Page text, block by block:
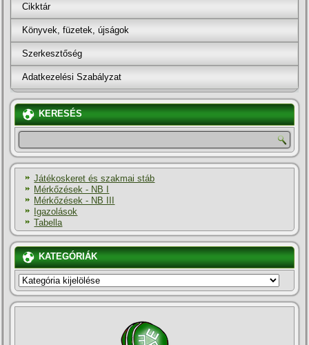
Cikktár
Könyvek, füzetek, újságok
Szerkesztőség
Adatkezelési Szabályzat
KERESÉS
Játékoskeret és szakmai stáb
Mérkőzések - NB I
Mérkőzések - NB III
Igazolások
Tabella
KATEGÓRIÁK
KATEGÓRIÁK